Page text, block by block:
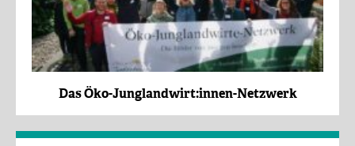
Das Öko-Junglandwirt:innen-Netzwerk